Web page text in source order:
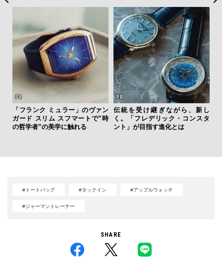
「フランク ミュラー」のヴァン
ガード スリム スフマートで”時
の哲学者”の美学に触れる
伝統を受け継ぎながら、新し
く。「フレデリック・コンスタ
ント」が目指す進化とは
#トートバッグ #タックイン #アップルウォッチ
#ジャーマントレーナー
SHARE